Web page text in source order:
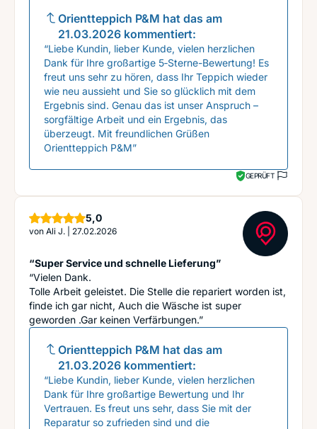
Orientteppich P&M hat das am
21.03.2026 kommentiert:
“Liebe Kundin, lieber Kunde, vielen herzlichen
Dank für Ihre großartige 5‑Sterne-Bewertung! Es
freut uns sehr zu hören, dass Ihr Teppich wieder
wie neu aussieht und Sie so glücklich mit dem
Ergebnis sind. Genau das ist unser Anspruch –
sorgfältige Arbeit und ein Ergebnis, das
überzeugt. Mit freundlichen Grüßen
Orientteppich P&M”
GEPRÜFT
5,0Sterne
von Ali J. 27.02.2026
“Super Service und schnelle Lieferung”
“Vielen Dank.
Tolle Arbeit geleistet. Die Stelle die repariert worden ist,
finde ich gar nicht, Auch die Wäsche ist super
geworden .Gar keinen Verfärbungen.”
Orientteppich P&M hat das am
21.03.2026 kommentiert:
“Liebe Kundin, lieber Kunde, vielen herzlichen
Dank für Ihre großartige Bewertung und Ihr
Vertrauen. Es freut uns sehr, dass Sie mit der
Reparatur so zufrieden sind und die